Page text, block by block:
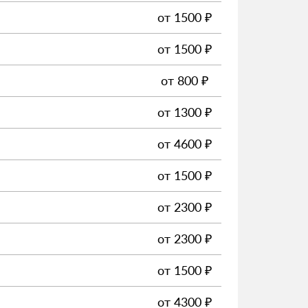
от 1500 ₽
от 1500 ₽
от 800 ₽
от 1300 ₽
от 4600 ₽
от 1500 ₽
от 2300 ₽
от 2300 ₽
от 1500 ₽
от 4300 ₽